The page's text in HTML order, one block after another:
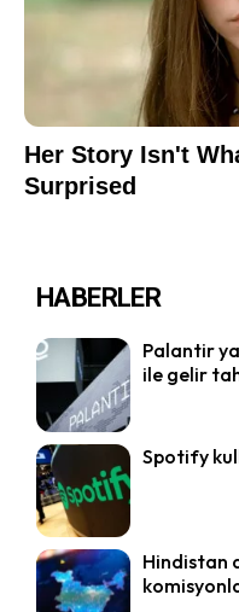
HABERLER
Palantir
ile gelir
Spotify
Hindistan